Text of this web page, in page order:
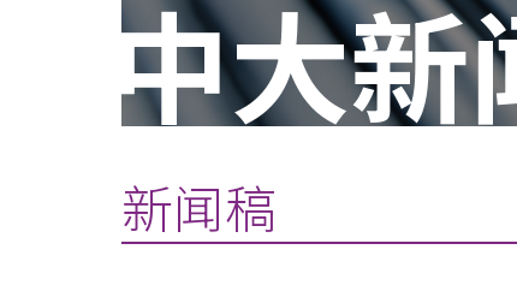
中大新
新闻稿